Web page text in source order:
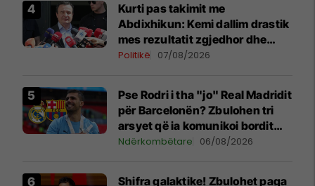
Kurti pas takimit me
Abdixhikun: Kemi dallim drastik
mes rezultatit zgjedhor dhe
kërkesave të LDK-së
Politikë 07/08/2026
Pse Rodri i tha "jo" Real Madridit
për Barcelonën? Zbulohen tri
arsyet që ia komunikoi bordit
madrilen
Ndërkombëtare 06/08/2026
Shifra galaktike! Zbulohet paga